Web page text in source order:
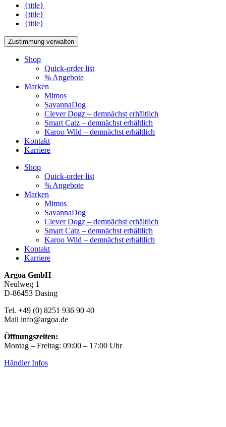
{title}
{title}
{title}
Zustimmung verwalten
Shop
Quick-order list
% Angebote
Marken
Mimos
SavannaDog
Clever Dogz – demnächst erhältlich
Smart Catz – demnächst erhältlich
Karoo Wild – demnächst erhältlich
Kontakt
Karriere
Shop
Quick-order list
% Angebote
Marken
Mimos
SavannaDog
Clever Dogz – demnächst erhältlich
Smart Catz – demnächst erhältlich
Karoo Wild – demnächst erhältlich
Kontakt
Karriere
Argoa GmbH
Neulweg 1
D-86453 Dasing
Tel. +49 (0) 8251 936 90 40
Mail info@argoa.de
Öffnungszeiten:
Montag – Freitag: 09:00 – 17:00 Uhr
Händler Infos